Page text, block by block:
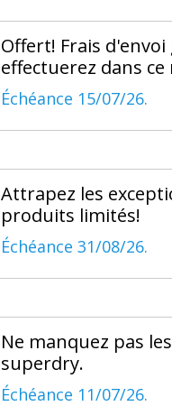
Offert! Frais
effectuerez dans
Échéance 15/07/26.
Attrapez les
produits limités!
Échéance 31/08/26.
Ne manquez pas
superdry.
Échéance 11/07/26.